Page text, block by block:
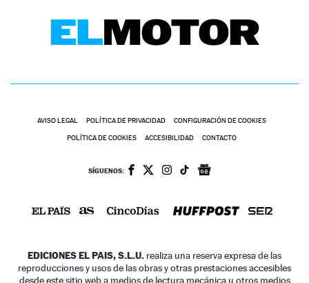
AVISO LEGAL POLÍTICA DE PRIVACIDAD CONFIGURACIÓN DE COOKIES
POLÍTICA DE COOKIES ACCESIBILIDAD CONTACTO
SÍGUENOS:
EDICIONES EL PAIS, S.L.U. realiza una reserva expresa de las
reproducciones y usos de las obras y otras prestaciones accesibles
desde este sitio web a medios de lectura mecánica u otros medios